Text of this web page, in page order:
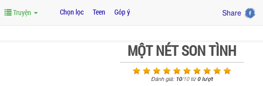
Truyện Chọn lọc Teen Góp ý Share
MỘT NÉT SON TÌNH
Đánh giá: 10/10từ0lượt